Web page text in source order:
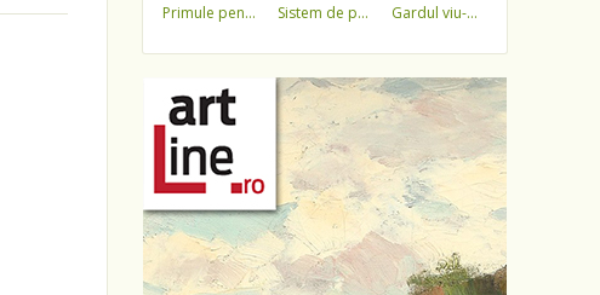
primule pentru 1 martie 3,5 lei / ghiveci !!!! sistem de pulverizare a apei gardul viu-minune!